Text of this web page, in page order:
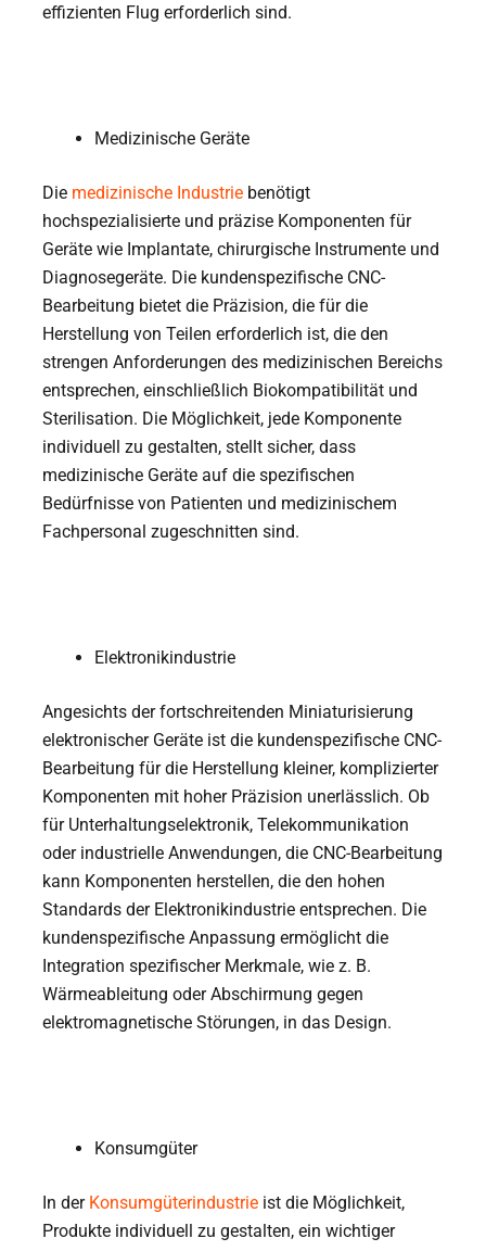
effizienten Flug erforderlich sind.
Medizinische Geräte
Die medizinische Industrie benötigt
hochspezialisierte und präzise Komponenten für
Geräte wie Implantate, chirurgische Instrumente und
Diagnosegeräte. Die kundenspezifische CNC-
Bearbeitung bietet die Präzision, die für die
Herstellung von Teilen erforderlich ist, die den
strengen Anforderungen des medizinischen Bereichs
entsprechen, einschließlich Biokompatibilität und
Sterilisation. Die Möglichkeit, jede Komponente
individuell zu gestalten, stellt sicher, dass
medizinische Geräte auf die spezifischen
Bedürfnisse von Patienten und medizinischem
Fachpersonal zugeschnitten sind.
Elektronikindustrie
Angesichts der fortschreitenden Miniaturisierung
elektronischer Geräte ist die kundenspezifische CNC-
Bearbeitung für die Herstellung kleiner, komplizierter
Komponenten mit hoher Präzision unerlässlich. Ob
für Unterhaltungselektronik, Telekommunikation
oder industrielle Anwendungen, die CNC-Bearbeitung
kann Komponenten herstellen, die den hohen
Standards der Elektronikindustrie entsprechen. Die
kundenspezifische Anpassung ermöglicht die
Integration spezifischer Merkmale, wie z. B.
Wärmeableitung oder Abschirmung gegen
elektromagnetische Störungen, in das Design.
Konsumgüter
In der Konsumgüterindustrie ist die Möglichkeit,
Produkte individuell zu gestalten, ein wichtiger